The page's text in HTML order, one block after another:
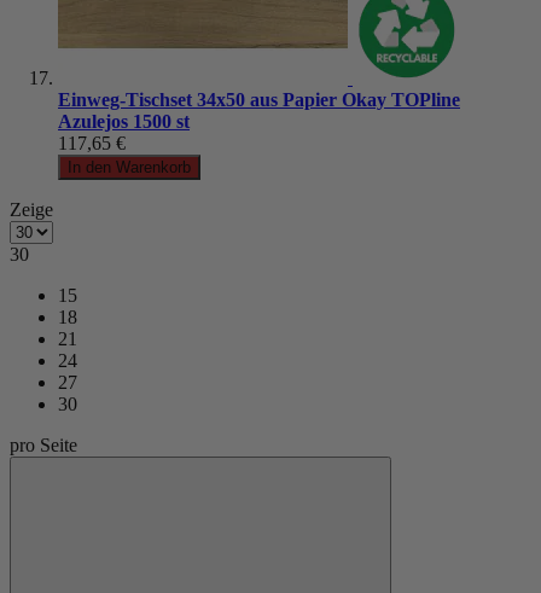
Einweg-Tischset 34x50 aus Papier Okay TOPline
Azulejos 1500 st
117,65 €
In den Warenkorb
Zeige
30
15
18
21
24
27
30
pro Seite